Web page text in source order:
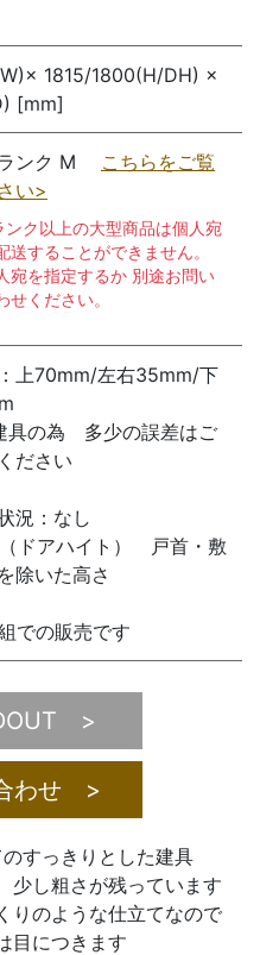
1815/1800(H/DH) ×
[mm]
ンク M
こちらをご覧
い>
ンク以上の大型商品は個人宛
送することができません。
宛を指定するか 別途お問い
せください。
上70mm/左右35mm/下
具の為 多少の誤差はご
ださい
況：なし
ドアハイト） 戸首・敷
除いた高さ
での販売です
>
わせ >
すっきりとした建具
し粗さが残っています
りのような仕立てなので
目につきます